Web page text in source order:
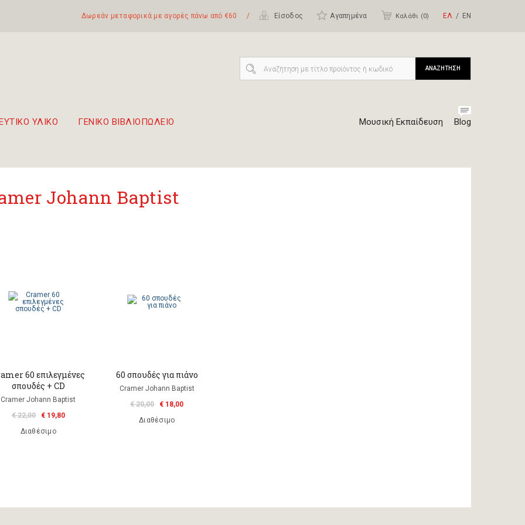
Δωρεάν μεταφορικά με αγορές πάνω από €60 / Είσοδος Αγαπημένα Καλάθι (0) ΕΛ ΕΝ
ΥΛΙΚΟ ΓΕΝΙΚΟ ΒΙΒΛΙΟΠΩΛΕΙΟ Μουσική Εκπαίδευση Blog
ΑΝΑΖΗΤΗΣΗ
Johann Baptist
60 επιλεγμένες
σπουδές + CD
Cramer Johann Baptist
€ 22,00
€ 19,80
Διαθέσιμο
60 σπουδές για πιάνο
Cramer Johann Baptist
€ 20,00
€ 18,00
Διαθέσιμο